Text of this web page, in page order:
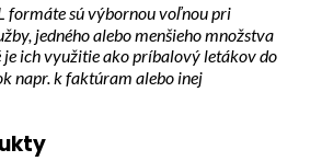
formáte sú výbornou voľnou pri
jedného alebo menšieho množstva
ich využitie ako príbalový letákov do
napr. k faktúram alebo inej